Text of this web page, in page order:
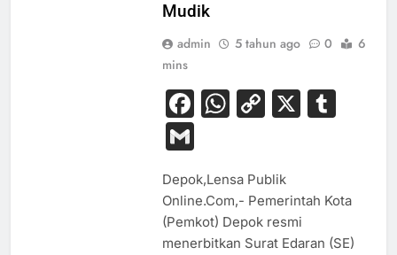
Mudik
admin 5 tahun ago 0
6
mins
Facebook
WhatsApp
Copy
X
Gmail
Depok,Lensa Publik
Online.Com,- Pemerintah Kota
(Pemkot) Depok resmi
menerbitkan Surat Edaran (SE)